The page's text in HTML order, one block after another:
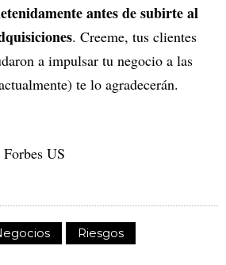
antes de subirte al
. Creeme, tus clientes
a impulsar tu negocio a las
te lo agradecerán.
US
Riesgos